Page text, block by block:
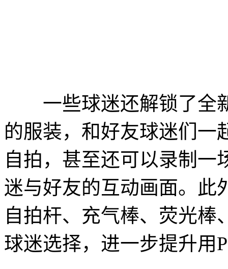
一些球迷还解锁了全
的服装，和好友球迷们一
自拍，甚至还可以录制一
迷与好友的互动画面。此
自拍杆、充气棒、荧光棒
球迷选择，进一步提升用